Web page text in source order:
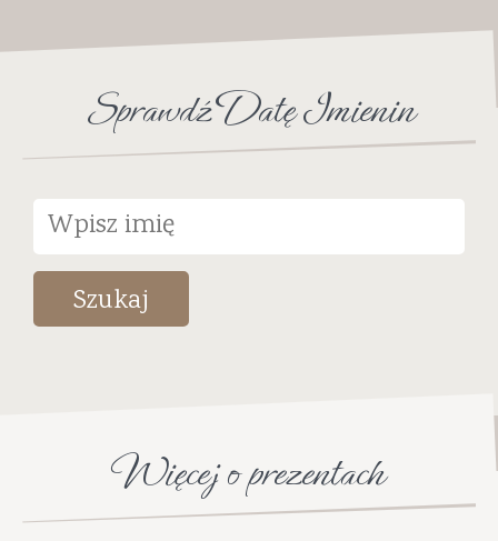
Sprawdź Datę Imienin
Szukaj
Więcej o prezentach